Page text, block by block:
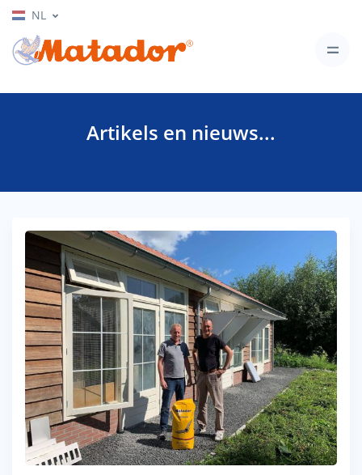
NL
Artikels en nieuws...